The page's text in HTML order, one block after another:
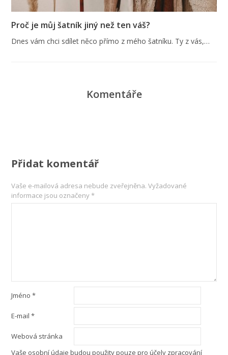
Proč je můj šatník jiný než ten váš?
Dnes vám chci sdílet něco přímo z mého šatníku. Ty z vás,…
Komentáře
Přidat komentář
Vaše e-mailová adresa nebude zveřejněna. Vyžadované
informace jsou označeny*
Jméno*
E-mail*
Webová stránka
Vaše osobní údaje budou použity pouze pro účely zpracování